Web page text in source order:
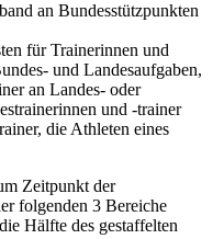
an Bundesstützpunkten
für Trainerinnen und
und Landesaufgaben,
an Landes- oder
und -trainer
die Athleten eines
Zeitpunkt der
folgenden 3 Bereiche
Hälfte des gestaffelten